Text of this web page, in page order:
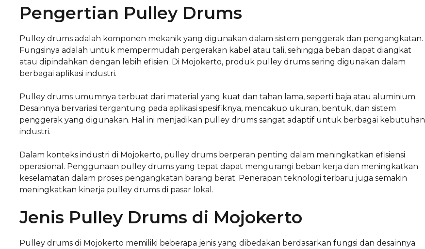
Pengertian Pulley Drums
Pulley drums adalah komponen mekanik yang digunakan dalam sistem penggerak dan pengangkatan.
Fungsinya adalah untuk mempermudah pergerakan kabel atau tali, sehingga beban dapat diangkat
atau dipindahkan dengan lebih efisien. Di Mojokerto, produk pulley drums sering digunakan dalam
berbagai aplikasi industri.
Pulley drums umumnya terbuat dari material yang kuat dan tahan lama, seperti baja atau aluminium.
Desainnya bervariasi tergantung pada aplikasi spesifiknya, mencakup ukuran, bentuk, dan sistem
penggerak yang digunakan. Hal ini menjadikan pulley drums sangat adaptif untuk berbagai kebutuhan
industri.
Dalam konteks industri di Mojokerto, pulley drums berperan penting dalam meningkatkan efisiensi
operasional. Penggunaan pulley drums yang tepat dapat mengurangi beban kerja dan meningkatkan
keselamatan dalam proses pengangkatan barang berat. Penerapan teknologi terbaru juga semakin
meningkatkan kinerja pulley drums di pasar lokal.
Jenis Pulley Drums di Mojokerto
Pulley drums di Mojokerto memiliki beberapa jenis yang dibedakan berdasarkan fungsi dan desainnya.